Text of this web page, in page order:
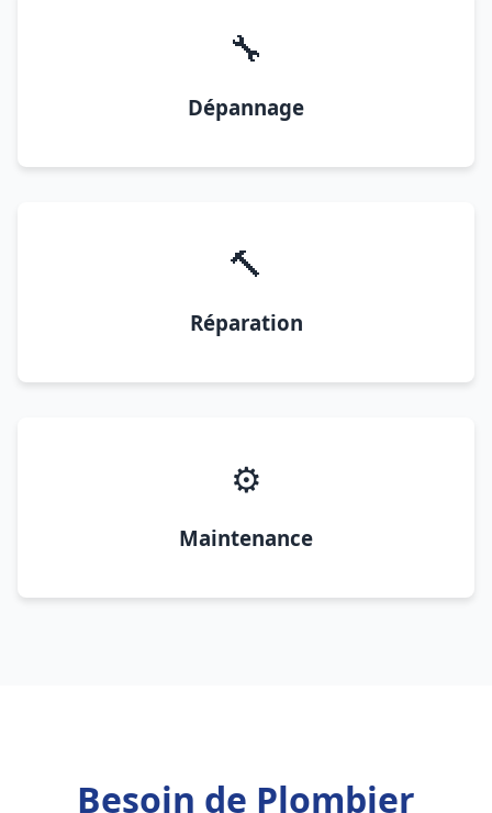
🔧
Dépannage
🔨
Réparation
⚙️
Maintenance
Besoin de Plombier